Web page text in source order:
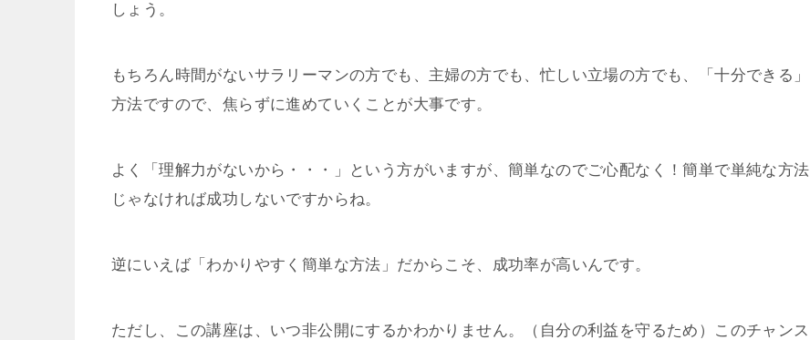
しょう。
もちろん時間がないサラリーマンの方でも、主婦の方でも、忙しい立場の方でも、「十分できる」
方法ですので、焦らずに進めていくことが大事です。
よく「理解力がないから・・・」という方がいますが、簡単なのでご心配なく！簡単で単純な方法
じゃなければ成功しないですからね。
逆にいえば「わかりやすく簡単な方法」だからこそ、成功率が高いんです。
ただし、この講座は、いつ非公開にするかわかりません。（自分の利益を守るため）このチャンス